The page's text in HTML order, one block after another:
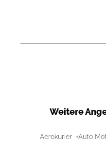
Weitere
Aerokurier Auto